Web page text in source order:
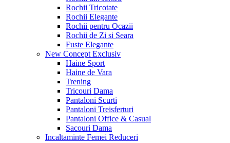
Rochii Tricotate
Rochii Elegante
Rochii pentru Ocazii
Rochii de Zi si Seara
Fuste Elegante
New Concept Exclusiv
Haine Sport
Haine de Vara
Trening
Tricouri Dama
Pantaloni Scurti
Pantaloni Treisferturi
Pantaloni Office & Casual
Sacouri Dama
Incaltaminte Femei Reduceri